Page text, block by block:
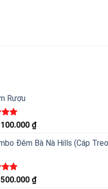
Rượu
100.000 ₫
Đêm Bà Nà Hills (Cáp
500.000 ₫